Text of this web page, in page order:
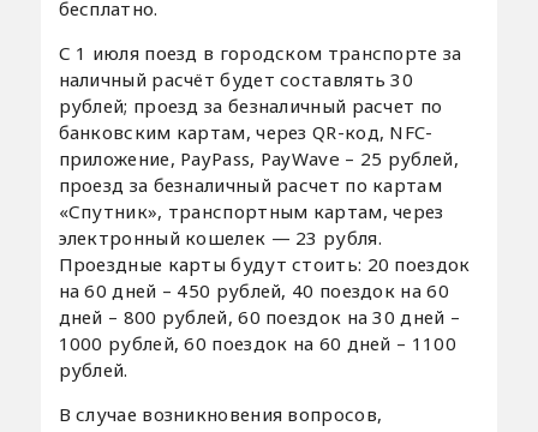
бесплатно.
С 1 июля поезд в городском транспорте за
наличный расчёт будет составлять 30
рублей; проезд за безналичный расчет по
банковским картам, через QR-код, NFC-
приложение, PayPass, PayWave – 25 рублей,
проезд за безналичный расчет по картам
«Спутник», транспортным картам, через
электронный кошелек — 23 рубля.
Проездные карты будут стоить: 20 поездок
на 60 дней – 450 рублей, 40 поездок на 60
дней – 800 рублей, 60 поездок на 30 дней –
1000 рублей, 60 поездок на 60 дней – 1100
рублей.
В случае возникновения вопросов,